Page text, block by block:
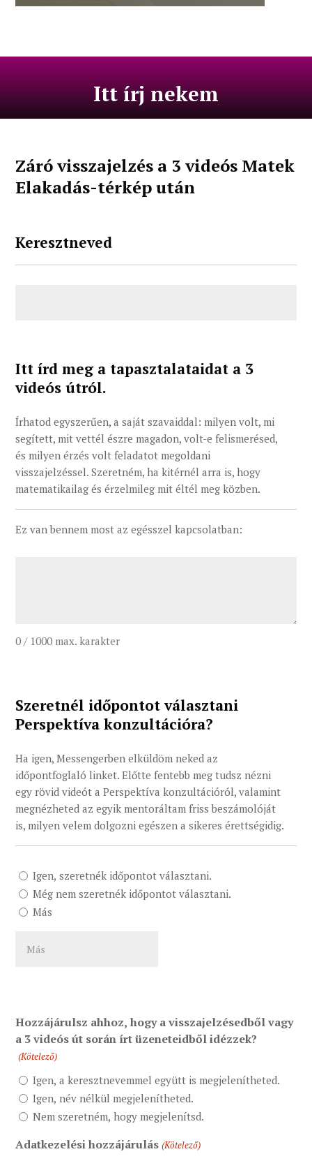
Itt írj nekem
Záró visszajelzés a 3 videós Matek
Elakadás-térkép után
Keresztneved
Itt írd meg a tapasztalataidat a 3
videós útról.
Írhatod egyszerűen, a saját szavaiddal: milyen volt, mi
segített, mit vettél észre magadon, volt-e felismerésed,
és milyen érzés volt feladatot megoldani
visszajelzéssel. Szeretném, ha kitérnél arra is, hogy
matematikailag és érzelmileg mit éltél meg közben.
Itt
videós
Ez van bennem most az egésszel kapcsolatban:
0 / 1000 max. karakter
Szeretnél időpontot választani
Perspektíva konzultációra?
Ha igen, Messengerben elküldöm neked az
időpontfoglaló linket. Előtte fentebb meg tudsz nézni
egy rövid videót a Perspektíva konzultációról, valamint
megnézheted az egyik mentoráltam friss beszámolóját
is, milyen velem dolgozni egészen a sikeres érettségidig.
időpontot
választani
ingyenes
konzultációra?
Igen, szeretnék időpontot választani.
Még nem szeretnék időpontot választani.
Más
Hozzájárulsz ahhoz, hogy a visszajelzésedből vagy
a 3 videós út során írt üzeneteidből idézzek?
(Kötelező)
Igen, a keresztnevemmel együtt is megjelenítheted.
Igen, név nélkül megjelenítheted.
Nem szeretném, hogy megjelenítsd.
Adatkezelési hozzájárulás (Kötelező)